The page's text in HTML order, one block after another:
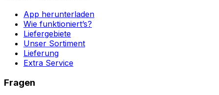
App herunterladen
Wie funktioniert’s?
Liefergebiete
Unser Sortiment
Lieferung
Extra Service
Fragen